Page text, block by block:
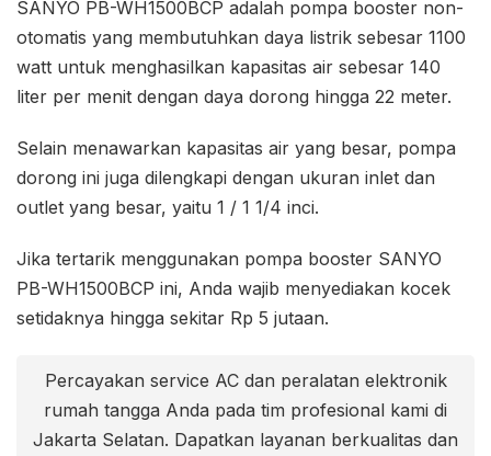
SANYO PB-WH1500BCP adalah pompa booster non-
otomatis yang membutuhkan daya listrik sebesar 1100
watt untuk menghasilkan kapasitas air sebesar 140
liter per menit dengan daya dorong hingga 22 meter.
Selain menawarkan kapasitas air yang besar, pompa
dorong ini juga dilengkapi dengan ukuran inlet dan
outlet yang besar, yaitu 1 / 1 1/4 inci.
Jika tertarik menggunakan pompa booster SANYO
PB-WH1500BCP ini, Anda wajib menyediakan kocek
setidaknya hingga sekitar Rp 5 jutaan.
Percayakan service AC dan peralatan elektronik
rumah tangga Anda pada tim profesional kami di
Jakarta Selatan. Dapatkan layanan berkualitas dan